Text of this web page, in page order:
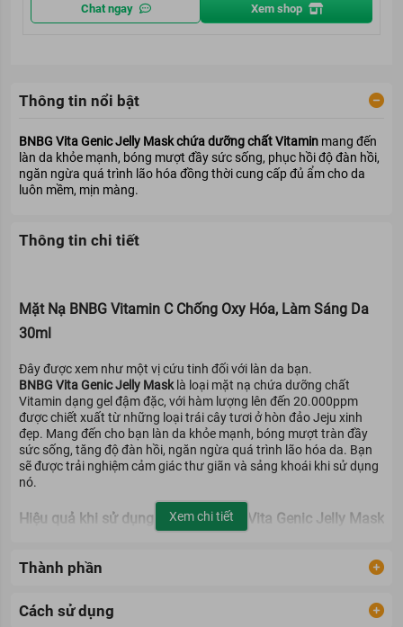
Chat ngay Xem shop
Thông tin nổi bật
BNBG Vita Genic Jelly Mask chứa dưỡng chất Vitamin mang đến
làn da khỏe mạnh, bóng mượt đầy sức sống, phục hồi độ đàn hồi,
ngăn ngừa quá trình lão hóa đồng thời cung cấp đủ ẩm cho da
luôn mềm, mịn màng.
Thông tin chi tiết
Mặt Nạ BNBG Vitamin C Chống Oxy Hóa, Làm Sáng Da
30ml
Đây được xem như một vị cứu tinh đối với làn da bạn.
BNBG Vita Genic Jelly Masklà loại mặt nạ chứa dưỡng chất
Vitamin dạng gel đậm đặc, với hàm lượng lên đến 20.000ppm
được chiết xuất từ những loại trái cây tươi ở hòn đảo Jeju xinh
đẹp. Mang đến cho bạn làn da khỏe mạnh, bóng mượt tràn đầy
sức sống, tăng độ đàn hồi, ngăn ngừa quá trình lão hóa da. Bạn
sẽ được trải nghiệm cảm giác thư giãn và sảng khoái khi sử dụng
nó.
Hiệu quả khi sử dụng mặt nạ BNBG Vita Genic Jelly Mask
loại chính đó là: Vita Genic Lifting Jelly Mask (loại màu đỏ), Vita
Mask (loại màu xanh dương) và Vita Genic Whitening Mask (loại
màu vàng).
Xem chi tiết
Thành phần
Cách sử dụng